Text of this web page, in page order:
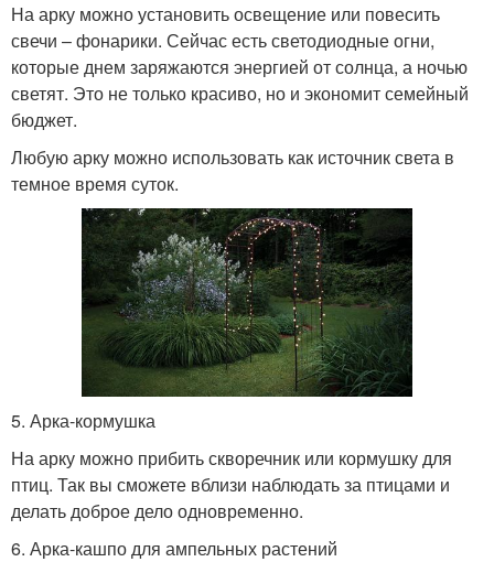
На арку можно установить освещение или повесить
свечи – фонарики. Сейчас есть светодиодные огни,
которые днем заряжаются энергией от солнца, а ночью
светят. Это не только красиво, но и экономит семейный
бюджет.
Любую арку можно использовать как источник света в
темное время суток.
5. Арка-кормушка
На арку можно прибить скворечник или кормушку для
птиц. Так вы сможете вблизи наблюдать за птицами и
делать доброе дело одновременно.
6. Арка-кашпо для ампельных растений